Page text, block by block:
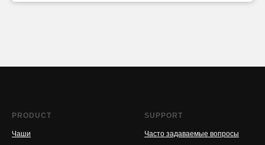
PRODUCT
Чаши
SUPPORT
Часто задаваемые вопросы